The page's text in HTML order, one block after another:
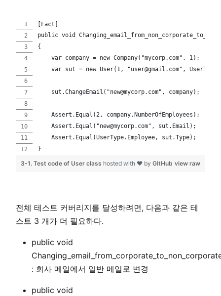
[Fact]
public void
{
    var company = new Company("mycorp.com", 1);
var sut = new User(1, "user@gmail.com",
    sut.ChangeEmail("new@mycorp.com", company);
    Assert.Equal(2, company.NumberOfEmployees);
    Assert.Equal("new@mycorp.com", sut.Email);
    Assert.Equal(UserType.Employee, sut.Type);
}
view raw
3-1. Test code of User class hosted with ❤ by GitHub
전체 테스트 커버리지를 달성하려면, 다음과 같은 테
스트 3 개가 더 필요하다.
public void
: 회사 메일에서 일반 메일로 변경
public void